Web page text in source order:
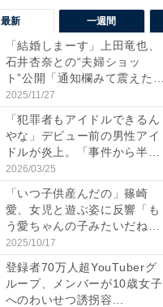
最新 一週間
「結婚しまーす」上田竜也、
石井杏奈との“夫婦ショッ
ト”公開「通知欄みて震えた」
「...
2025/11/27
「犯罪者もアイドルできるん
やな」デビュー前の男性アイ
ドルが炎上。「事件から半年
も...
2026/03/25
「いつ子供産んだの」篠崎
愛、女児と遊ぶ姿に反響「も
う愛ちゃんの子みたいだね」
「完...
2025/10/17
登録者70万人超YouTuberグ
ループ、メンバーが10歳女子
へのわいせつ誘拐容...